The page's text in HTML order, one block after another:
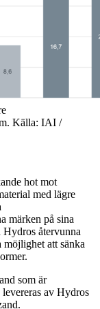
Källa: IAI /
hot mot
med lägre
märken på sina
återvunna
att sänka
som är
av Hydros